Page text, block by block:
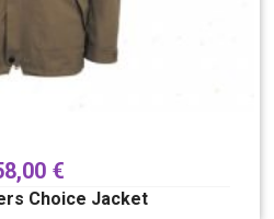
€
Choice Jacket